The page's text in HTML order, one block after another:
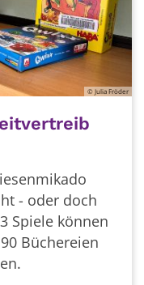
© Julia Fröder
- oder doch
Spiele können
Büchereien